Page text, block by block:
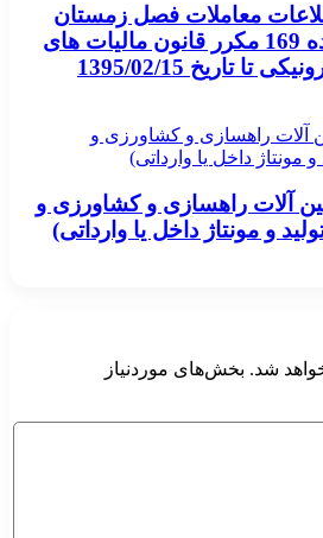
معاملات فصل زمستان
سال 1394 موضوع ماده 169 مکرر قانون مالیات های
تاریخ 1395/02/15
آلات راهسازی و کشاورزی و
و مونتاژ داخل یا وارداتی)
شد. بخش‌های موردنیاز